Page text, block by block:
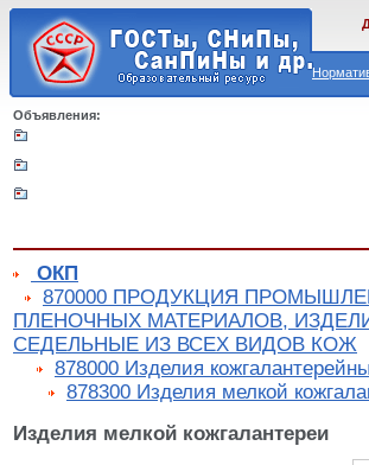
Объявления:
ОКП
870000 ПРОДУКЦИЯ
ПЛЕНОЧНЫХ МАТЕРИАЛОВ,
СЕДЕЛЬНЫЕ ИЗ ВСЕХ ВИДОВ КОЖ
878000 Изделия
878300 Изделия мелкой
Изделия мелкой кожгалантереи